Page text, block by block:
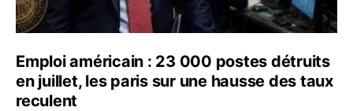
Emploi américain : 23 000 postes détruits
en juillet, les paris sur une hausse des taux
reculent